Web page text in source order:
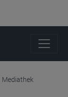
Mediathek